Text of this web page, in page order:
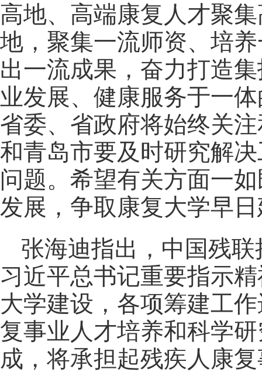
高地、高端康复人才聚
地，聚集一流师资、培
出一流成果，奋力打造
业发展、健康服务于一
省委、省政府将始终关
和青岛市要及时研究解
问题。希望有关方面一
发展，争取康复大学早
张海迪指出，中国残
习近平总书记重要指示
大学建设，各项筹建工
复事业人才培养和科学
成，将承担起残疾人康